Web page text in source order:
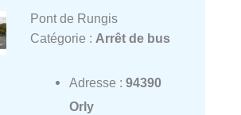
Pont de Rungis
Catégorie : Arrêt de bus
Adresse : 94390
Orly